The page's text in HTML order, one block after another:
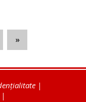
»
|
|